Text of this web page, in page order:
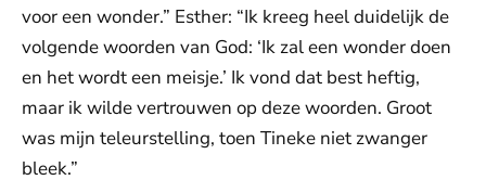
voor een wonder.” Esther: “Ik kreeg heel duidelijk de
volgende woorden van God: ‘Ik zal een wonder doen
en het wordt een meisje.’ Ik vond dat best heftig,
maar ik wilde vertrouwen op deze woorden. Groot
was mijn teleurstelling, toen Tineke niet zwanger
bleek.”